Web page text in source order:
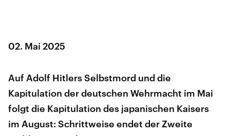
02. Mai 2025
Auf Adolf Hitlers Selbstmord und die
Kapitulation der deutschen Wehrmacht im Mai
folgt die Kapitulation des japanischen Kaisers
im August: Schrittweise endet der Zweite